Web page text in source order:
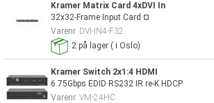
Kramer Matrix Card 4xDVI In
32x32-Frame Input Card ¤
Varenr DVI-IN4-F32
2 på lager ( i Oslo)
Kramer Switch 2x1:4 HDMI
6.75Gbps EDID RS232 IR re-K HDCP
Varenr VM-24HC